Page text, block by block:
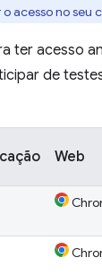
acesso no seu
ter acesso
de
Web